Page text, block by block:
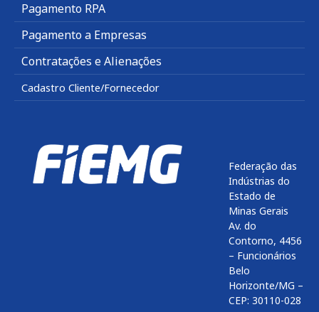
Pagamento RPA
Pagamento a Empresas
Contratações e Alienações
Cadastro Cliente/Fornecedor
Federação das
Indústrias do
Estado de
Minas Gerais
Av. do
Contorno, 4456
– Funcionários
Belo
Horizonte/MG –
CEP: 30110-028